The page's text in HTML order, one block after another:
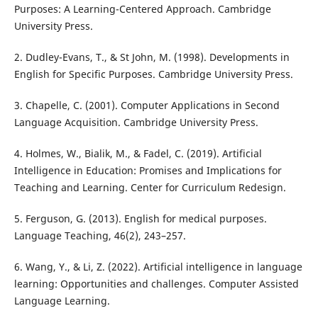
Purposes: A Learning-Centered Approach. Cambridge
University Press.
2. Dudley-Evans, T., & St John, M. (1998). Developments in
English for Specific Purposes. Cambridge University Press.
3. Chapelle, C. (2001). Computer Applications in Second
Language Acquisition. Cambridge University Press.
4. Holmes, W., Bialik, M., & Fadel, C. (2019). Artificial
Intelligence in Education: Promises and Implications for
Teaching and Learning. Center for Curriculum Redesign.
5. Ferguson, G. (2013). English for medical purposes.
Language Teaching, 46(2), 243–257.
6. Wang, Y., & Li, Z. (2022). Artificial intelligence in language
learning: Opportunities and challenges. Computer Assisted
Language Learning.